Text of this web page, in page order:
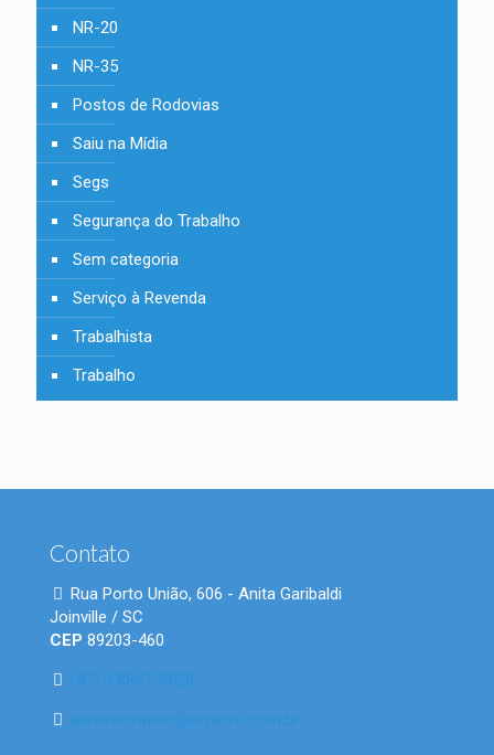
NR-20
NR-35
Postos de Rodovias
Saiu na Mídia
Segs
Segurança do Trabalho
Sem categoria
Serviço à Revenda
Trabalhista
Trabalho
Contato
Rua Porto União, 606 - Anita Garibaldi
Joinville / SC
CEP 89203-460
(47) 9 8847-9520
administrativo@scpetro.com.br